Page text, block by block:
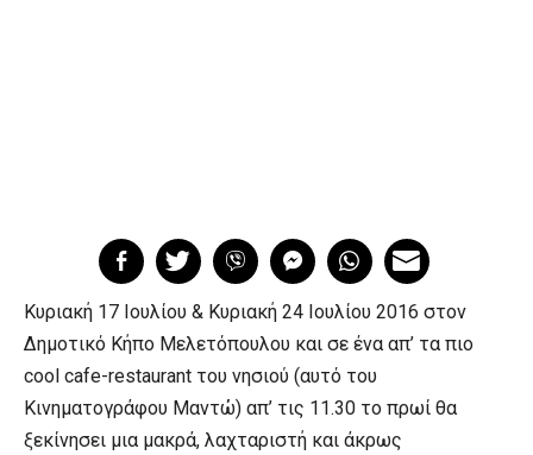
Κυριακή 17 Ιουλίου & Κυριακή 24 Ιουλίου 2016 στον
Δημοτικό Κήπο Μελετόπουλου και σε ένα απ’ τα πιο
cool cafe-restaurant του νησιού (αυτό του
Κινηματογράφου Μαντώ) απ’ τις 11.30 το πρωί θα
ξεκίνησει μια μακρά, λαχταριστή και άκρως